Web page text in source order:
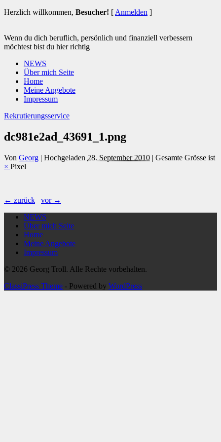
Herzlich willkommen, Besucher! [ Anmelden ]
Wenn du dich beruflich, persönlich und finanziell verbessern
möchtest bist du hier richtig
NEWS
Über mich Seite
Home
Meine Angebote
Impressum
Rekrutierungsservice
dc981e2ad_43691_1.png
Von Georg | Hochgeladen 28. September 2010 | Gesamte Grösse ist
× Pixel
← zurück
vor →
NEWS
Über mich Seite
Home
Meine Angebote
Impressum
© 2026 Georg Troll. Alle Rechte vorbehalten.
ClassiPress Theme - Powered by WordPress